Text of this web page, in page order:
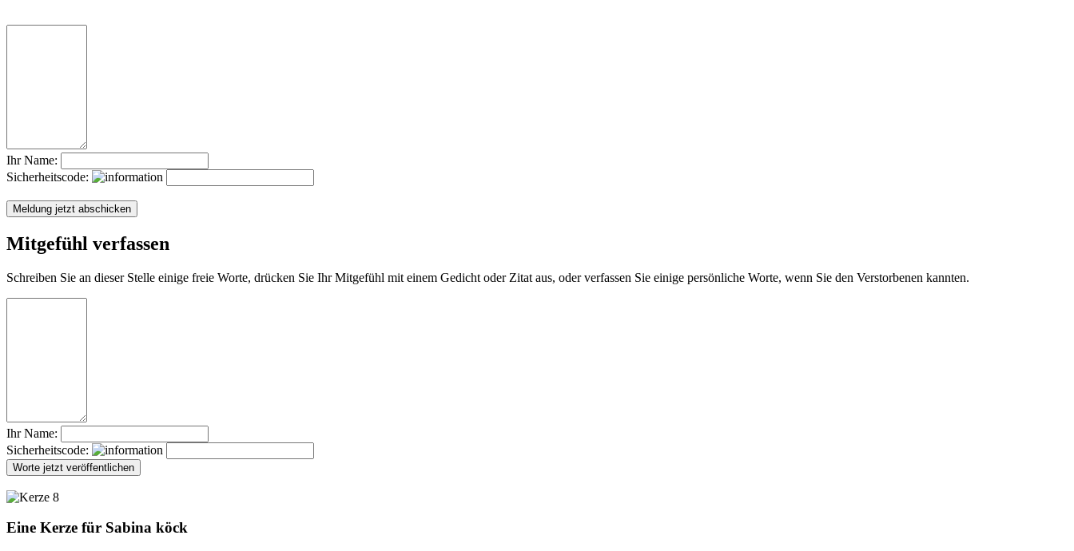
Ihr Name:
Sicherheitscode:
Mitgefühl verfassen
Schreiben Sie an dieser Stelle einige freie Worte, drücken Sie Ihr Mitgefühl mit einem Gedicht oder Zitat aus, oder verfassen Sie einige persönliche Worte, wenn Sie den Verstorbenen kannten.
Ihr Name:
Sicherheitscode:
Eine Kerze für Sabina köck